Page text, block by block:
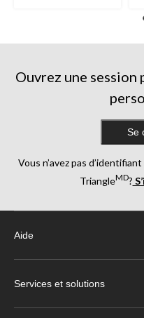
Ouvrez une
Se
Vous n’avez pas
TriangleMD?
Aide
Services et solutions